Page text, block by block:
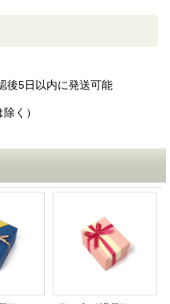
後5日以内に発送可能
く）